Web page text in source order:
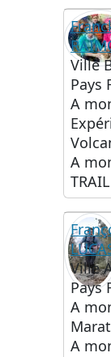
Ville
Pays
A
A
Ville
Pays
A
A